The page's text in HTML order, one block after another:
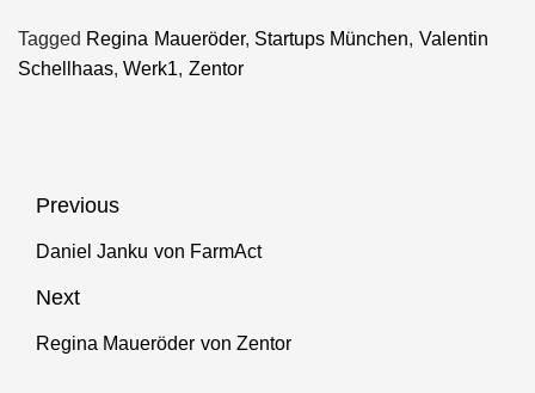
Tagged Regina Maueröder, Startups München, Valentin
Schellhaas,Werk1, Zentor
Beitragsnavigation
Previous
Previous
Daniel Janku von FarmAct
Next
Next
Regina Maueröder von Zentor